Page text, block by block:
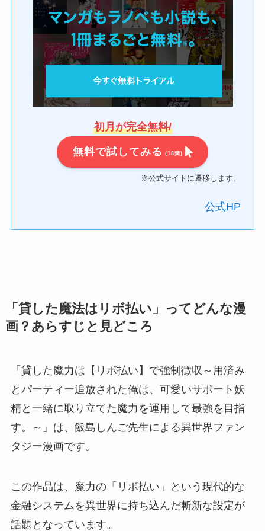
初月が完全無料/
無料で試してみる (18禁)
※公式サイトに遷移します。
公式HP
「貸した魔法はリボ払い」ってどんな漫
画？あらすじと見どころ
「貸した魔力は【リボ払い】で強制徴収～用済み
とパーティー追放された俺は、可愛いサポート妖
精と一緒に取り立てた魔力を運用して最強を目指
す。～」は、飯島しんご先生による異世界ファン
タジー漫画です。
この作品は、魔力の「リボ払い」という現代的な
金融システムを異世界に持ち込んだ斬新な設定が
話題となっています。